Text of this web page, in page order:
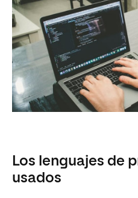
Los lenguajes de
usados